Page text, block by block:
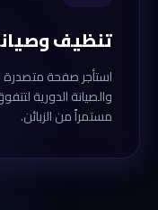
تنظيف
استأجر صفحة متصدرة
والصيانة الدورية
مستمراً من الزبائن.